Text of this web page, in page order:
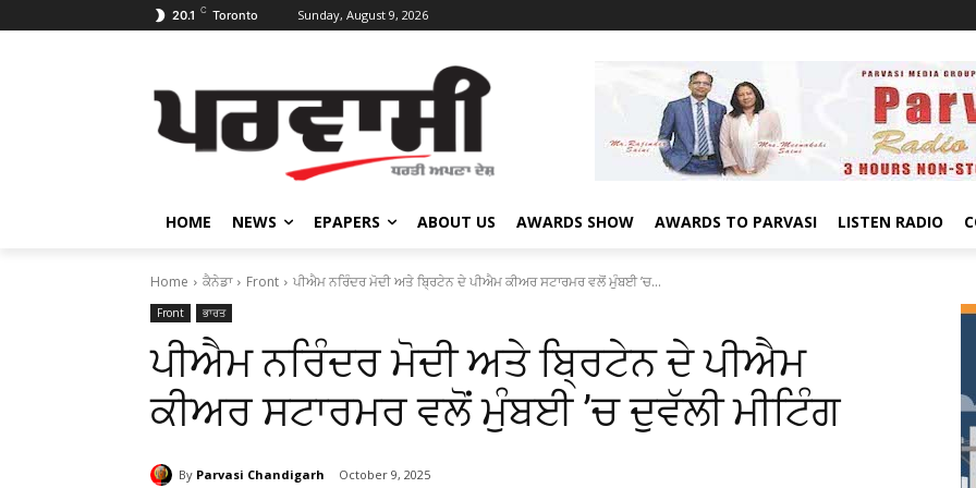
20.1 C Toronto Sunday, August 9, 2026
HOME NEWS EPAPERS ABOUT US AWARDS SHOW AWARDS TO PARVASI LISTEN RADIO
Home ਕੈਨੇਡਾ Front ਪੀਐਮ ਨਰਿੰਦਰ ਮੋਦੀ ਅਤੇ ਬਿ੍ਰਟੇਨ ਦੇ ਪੀਐਮ ਕੀਅਰ ਸਟਾਰਮਰ ਵਲੋਂ ਮੁੰਬਈ ’ਚ...
Front ਭਾਰਤ
ਪੀਐਮ ਨਰਿੰਦਰ ਮੋਦੀ ਅਤੇ ਬਿ੍ਰਟੇਨ ਦੇ ਪੀਐਮ
ਕੀਅਰ ਸਟਾਰਮਰ ਵਲੋਂ ਮੁੰਬਈ ’ਚ ਦੁਵੱਲੀ ਮੀਟਿੰਗ
By Parvasi Chandigarh October 9, 2025